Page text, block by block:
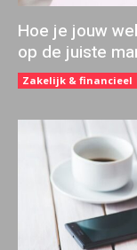
Hoe je jouw
op de juiste
Zakelijk & financieel